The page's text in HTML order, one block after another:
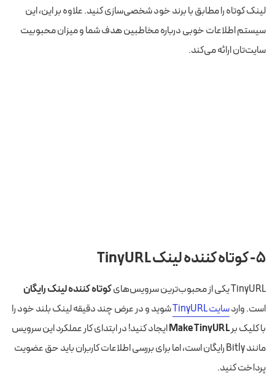
لینک کوتاه را مطابق با برند خود شخصی‌سازی کنید. علاوه بر این، این
سیستم اطلاعات خوبی درباره مخاطبین هدف شما و میزان محبوبیت
سایت‌تان ارائه می‌کند.
۵- کوتاه کننده لینک TinyURL
TinyURL یکی از محبوب‌ترین سرویس‌های
کوتاه کننده لینک رایگان
است. واردسایت TinyURL
شوید و در عرض چند دقیقه لینک بلند خود را
با کلیک برMake TinyURLایجاد کنید! در ابتدای کار عملکرد این سرویس
مانند Bitly رایگان است، اما برای بررسی اطلاعات کاربران باید حق عضویت
پرداخت کنید.